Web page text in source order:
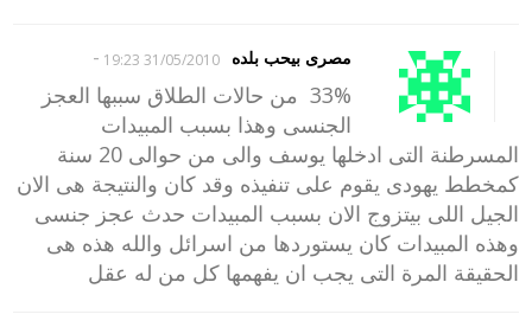
مصرى بيحب بلده 31/05/2010 19:23
-
33% من حالات الطلاق سببها العجز
الجنسى وهذا بسبب المبيدات
المسرطنة التى ادخلها يوسف والى من حوالى 20 سنة
كمخطط يهودى يقوم على تنفيذه وقد كان والنتيجة هى الان
الجيل اللى بيتزوج الان بسبب المبيدات حدث عجز جنسى
وهذه المبيدات كان يستوردها من اسرائل والله هذه هى
الحقيقة المرة التى يجب ان يفهمها كل من له عقل